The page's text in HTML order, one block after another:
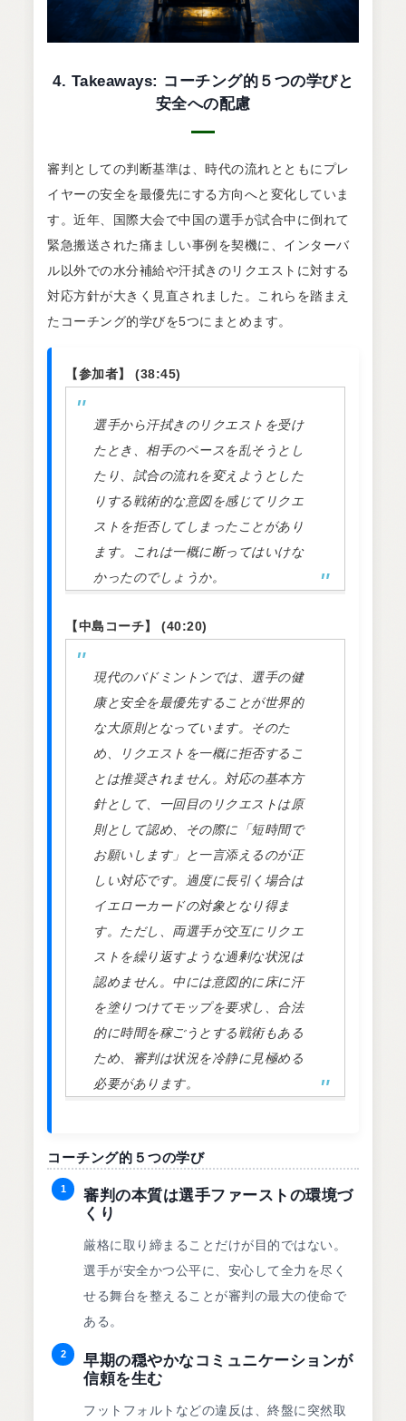
4. Takeaways: コーチング的５つの学びと
安全への配慮
審判としての判断基準は、時代の流れとともにプレ
イヤーの安全を最優先にする方向へと変化していま
す。近年、国際大会で中国の選手が試合中に倒れて
緊急搬送された痛ましい事例を契機に、インターバ
ル以外での水分補給や汗拭きのリクエストに対する
対応方針が大きく見直されました。これらを踏まえ
たコーチング的学びを5つにまとめます。
【参加者】 (38:45)
選手から汗拭きのリクエストを受け
たとき、相手のペースを乱そうとし
たり、試合の流れを変えようとした
りする戦術的な意図を感じてリクエ
ストを拒否してしまったことがあり
ます。これは一概に断ってはいけな
かったのでしょうか。
【中島コーチ】 (40:20)
現代のバドミントンでは、選手の健
康と安全を最優先することが世界的
な大原則となっています。そのた
め、リクエストを一概に拒否するこ
とは推奨されません。対応の基本方
針として、一回目のリクエストは原
則として認め、その際に「短時間で
お願いします」と一言添えるのが正
しい対応です。過度に長引く場合は
イエローカードの対象となり得ま
す。ただし、両選手が交互にリクエ
ストを繰り返すような過剰な状況は
認めません。中には意図的に床に汗
を塗りつけてモップを要求し、合法
的に時間を稼ごうとする戦術もある
ため、審判は状況を冷静に見極める
必要があります。
コーチング的５つの学び
1
審判の本質は選手ファーストの環境づ
くり
厳格に取り締まることだけが目的ではない。
選手が安全かつ公平に、安心して全力を尽く
せる舞台を整えることが審判の最大の使命で
ある。
2
早期の穏やかなコミュニケーションが
信頼を生む
フットフォルトなどの違反は、終盤に突然取